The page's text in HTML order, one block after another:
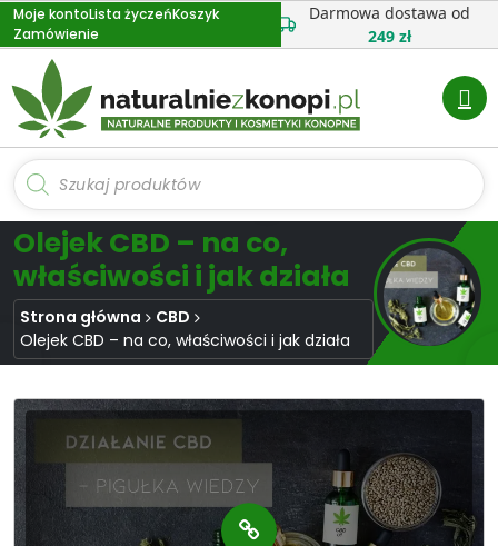
Przejdź
do
treści
Moje kontoLista życzeńKoszyk
Zamówienie
Darmowa dostawa od
249 zł
Wyszukiwarka
produktów
Olejek CBD – na co,
właściwości i jak działa
Strona główna
CBD
Olejek CBD – na co, właściwości i jak działa